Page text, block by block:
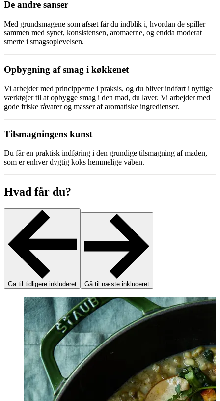
De andre sanser
Med grundsmagene som afsæt får du indblik i, hvordan de spiller
sammen med synet, konsistensen, aromaerne, og endda moderat
smerte i smagsoplevelsen.
Opbygning af smag i køkkenet
Vi arbejder med principperne i praksis, og du bliver indført i nyttige
værktøjer til at opbygge smag i den mad, du laver. Vi arbejder med
gode friske råvarer og masser af aromatiske ingredienser.
Tilsmagningens kunst
Du får en praktisk indføring i den grundige tilsmagning af maden,
som er enhver dygtig koks hemmelige våben.
Hvad får du?
Gå til tidligere inkluderet Gå til næste inkluderet